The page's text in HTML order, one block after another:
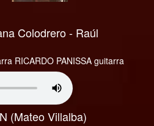
Colodrero - Raúl
RICARDO PANISSA guitarra
(Mateo Villalba)